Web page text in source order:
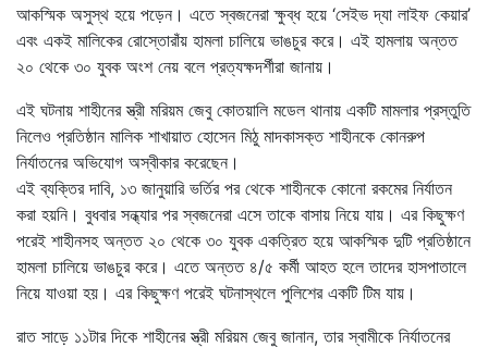
আকস্মিক অসুস্থ হয়ে পড়েন। এতে স্বজনেরা ক্ষুব্ধ হয়ে ‘সেইভ দ্যা লাইফ কেয়ার’
এবং একই মালিকের রোস্তোরাঁয় হামলা চালিয়ে ভাঙচুর করে। এই হামলায় অন্তত
২০ থেকে ৩০ যুবক অংশ নেয় বলে প্রত্যক্ষদর্শীরা জানায়।
এই ঘটনায় শাহীনের স্ত্রী মরিয়ম জেবু কোতয়ালি মডেল থানায় একটি মামলার প্রস্তুতি
নিলেও প্রতিষ্ঠান মালিক শাখায়াত হোসেন মিঠু মাদকাসক্ত শাহীনকে কোনরুপ
নির্যাতনের অভিযোগ অস্বীকার করেছেন।
এই ব্যক্তির দাবি, ১৩ জানুয়ারি ভর্তির পর থেকে শাহীনকে কোনো রকমের নির্যাতন
করা হয়নি। বুধবার সন্ধ্যার পর স্বজনেরা এসে তাকে বাসায় নিয়ে যায়। এর কিছুক্ষণ
পরেই শাহীনসহ অন্তত ২০ থেকে ৩০ যুবক একত্রিত হয়ে আকস্মিক দুটি প্রতিষ্ঠানে
হামলা চালিয়ে ভাঙচুর করে। এতে অন্তত ৪/৫ কর্মী আহত হলে তাদের হাসপাতালে
নিয়ে যাওয়া হয়। এর কিছুক্ষণ পরেই ঘটনাস্থলে পুলিশের একটি টিম যায়।
রাত সাড়ে ১১টার দিকে শাহীনের স্ত্রী মরিয়ম জেবু জানান, তার স্বামীকে নির্যাতনের